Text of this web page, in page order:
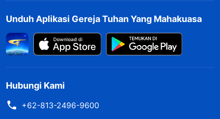
bisnisku sendiri, tetapi benar-benar berfokus
pada studiku. Entah berjalan, makan, atau
berbaring di tempat tidur, yang kulakukan
hanyalah mempelajari teori pengobatan
Tiongkok yang menjenuhkan, tanpa ada waktu
untuk bersenang-senang bersama teman-
Unduh Aplikasi Gereja Tuhan Yang Mahakuasa
Hubungi Kami
+62-813-2496-9600